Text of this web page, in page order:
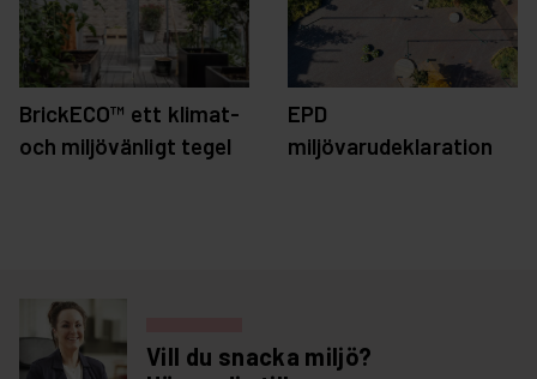
BrickECO™ ett klimat-
och miljövänligt tegel
EPD
miljövarudeklaration
Vill du snacka miljö?